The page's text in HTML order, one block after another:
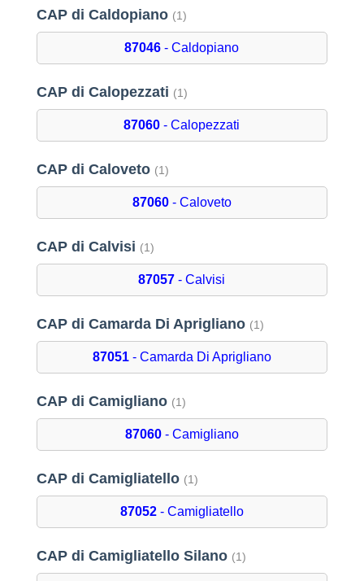
CAP di Caldopiano (1)
87046 - Caldopiano
CAP di Calopezzati (1)
87060 - Calopezzati
CAP di Caloveto (1)
87060- Caloveto
CAP di Calvisi (1)
87057 - Calvisi
CAP di Camarda Di Aprigliano (1)
87051- Camarda Di Aprigliano
CAP di Camigliano (1)
87060- Camigliano
CAP di Camigliatello (1)
87052- Camigliatello
CAP di Camigliatello Silano (1)